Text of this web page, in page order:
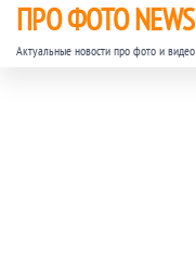
ПРО ФОТО NEWS
Актуальные новости про фото и видео